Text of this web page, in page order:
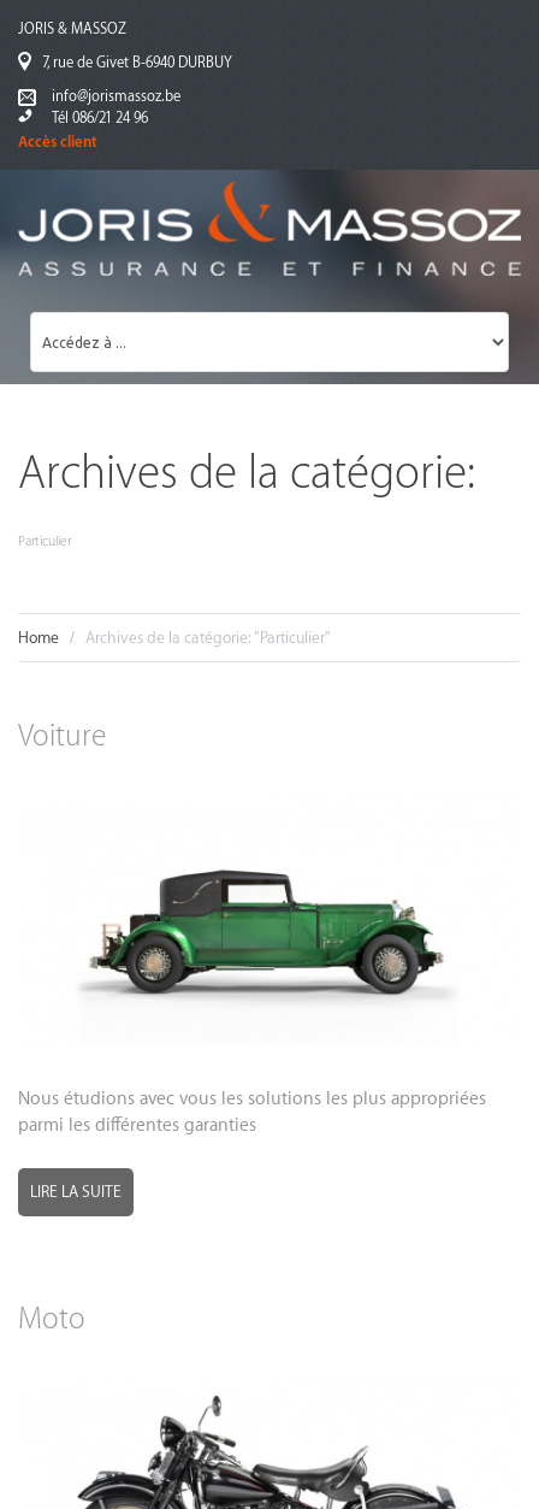
JORIS & MASSOZ
7, rue de Givet B-6940 DURBUY
info@jorismassoz.be
Tél 086/21 24 96
Accès client
Archives de la catégorie:
Particulier
Home Archives de la catégorie: "Particulier"
Voiture
Nous étudions avec vous les solutions les plus appropriées
parmi les différentes garanties
LIRE LA SUITE
Moto